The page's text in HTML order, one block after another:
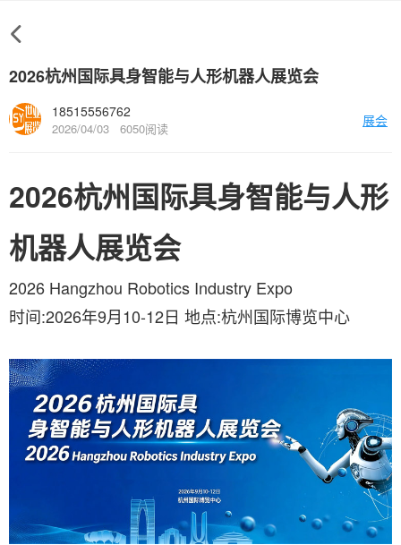
2026杭州国际具身智能与人形机器人展览会
展会
18515556762
2026/04/03 6050阅读
2026杭州国际具身智能与人形
机器人展览会
2026 Hangzhou Robotics Industry Expo
时间:2026年9月10-12日 地点:杭州国际博览中心